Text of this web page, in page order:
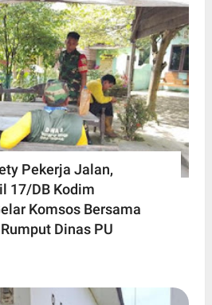
Pekerja Jalan,
17/DB Kodim
Komsos Bersama
Dinas PU